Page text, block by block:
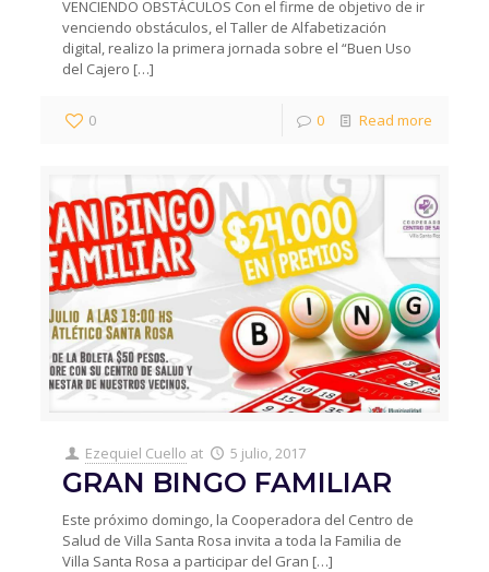
VENCIENDO OBSTÁCULOS Con el firme de objetivo de ir
venciendo obstáculos, el Taller de Alfabetización
digital, realizo la primera jornada sobre el “Buen Uso
del Cajero […]
0 0 Read more
Ezequiel Cuello at 5 julio, 2017
GRAN BINGO FAMILIAR
Este próximo domingo, la Cooperadora del Centro de
Salud de Villa Santa Rosa invita a toda la Familia de
Villa Santa Rosa a participar del Gran […]